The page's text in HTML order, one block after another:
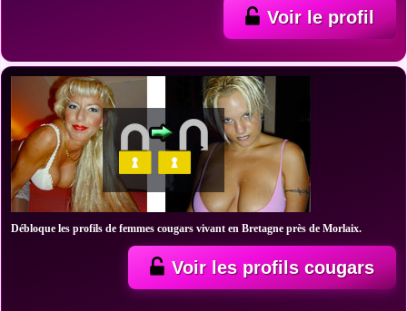
Voir le profil
Débloque les profils de femmes cougars vivant en Bretagne près de Morlaix.
Voir les profils cougars